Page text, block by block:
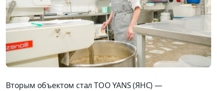
Вторым объектом стал ТОО YANS (ЯНС) —